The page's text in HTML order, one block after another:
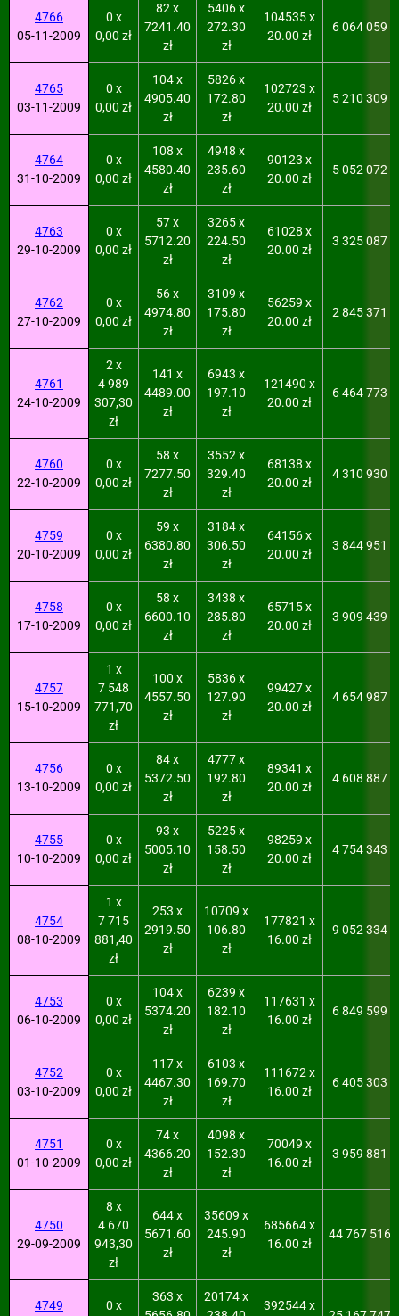
4766
05-11-2009
0 x
0,00 zł
82 x
7241.40
zł
5406 x
272.30
zł
104535 x
20.00 zł
6 064 059
4765
03-11-2009
0 x
0,00 zł
104 x
4905.40
zł
5826 x
172.80
zł
102723 x
20.00 zł
5 210 309
4764
31-10-2009
0 x
0,00 zł
108 x
4580.40
zł
4948 x
235.60
zł
90123 x
20.00 zł
5 052 072
4763
29-10-2009
0 x
0,00 zł
57 x
5712.20
zł
3265 x
224.50
zł
61028 x
20.00 zł
3 325 087
4762
27-10-2009
0 x
0,00 zł
56 x
4974.80
zł
3109 x
175.80
zł
56259 x
20.00 zł
2 845 371
4761
24-10-2009
2 x
4 989
307,30
zł
141 x
4489.00
zł
6943 x
197.10
zł
121490 x
20.00 zł
6 464 773
4760
22-10-2009
0 x
0,00 zł
58 x
7277.50
zł
3552 x
329.40
zł
68138 x
20.00 zł
4 310 930
4759
20-10-2009
0 x
0,00 zł
59 x
6380.80
zł
3184 x
306.50
zł
64156 x
20.00 zł
3 844 951
4758
17-10-2009
0 x
0,00 zł
58 x
6600.10
zł
3438 x
285.80
zł
65715 x
20.00 zł
3 909 439
4757
15-10-2009
1 x
7 548
771,70
zł
100 x
4557.50
zł
5836 x
127.90
zł
99427 x
20.00 zł
4 654 987
4756
13-10-2009
0 x
0,00 zł
84 x
5372.50
zł
4777 x
192.80
zł
89341 x
20.00 zł
4 608 887
4755
10-10-2009
0 x
0,00 zł
93 x
5005.10
zł
5225 x
158.50
zł
98259 x
20.00 zł
4 754 343
4754
08-10-2009
1 x
7 715
881,40
zł
253 x
2919.50
zł
10709 x
106.80
zł
177821 x
16.00 zł
9 052 334
4753
06-10-2009
0 x
0,00 zł
104 x
5374.20
zł
6239 x
182.10
zł
117631 x
16.00 zł
6 849 599
4752
03-10-2009
0 x
0,00 zł
117 x
4467.30
zł
6103 x
169.70
zł
111672 x
16.00 zł
6 405 303
4751
01-10-2009
0 x
0,00 zł
74 x
4366.20
zł
4098 x
152.30
zł
70049 x
16.00 zł
3 959 881
4750
29-09-2009
8 x
4 670
943,30
zł
644 x
5671.60
zł
35609 x
245.90
zł
685664 x
16.00 zł
44 767 516
4749 0 x
363 x
20174 x
392544 x